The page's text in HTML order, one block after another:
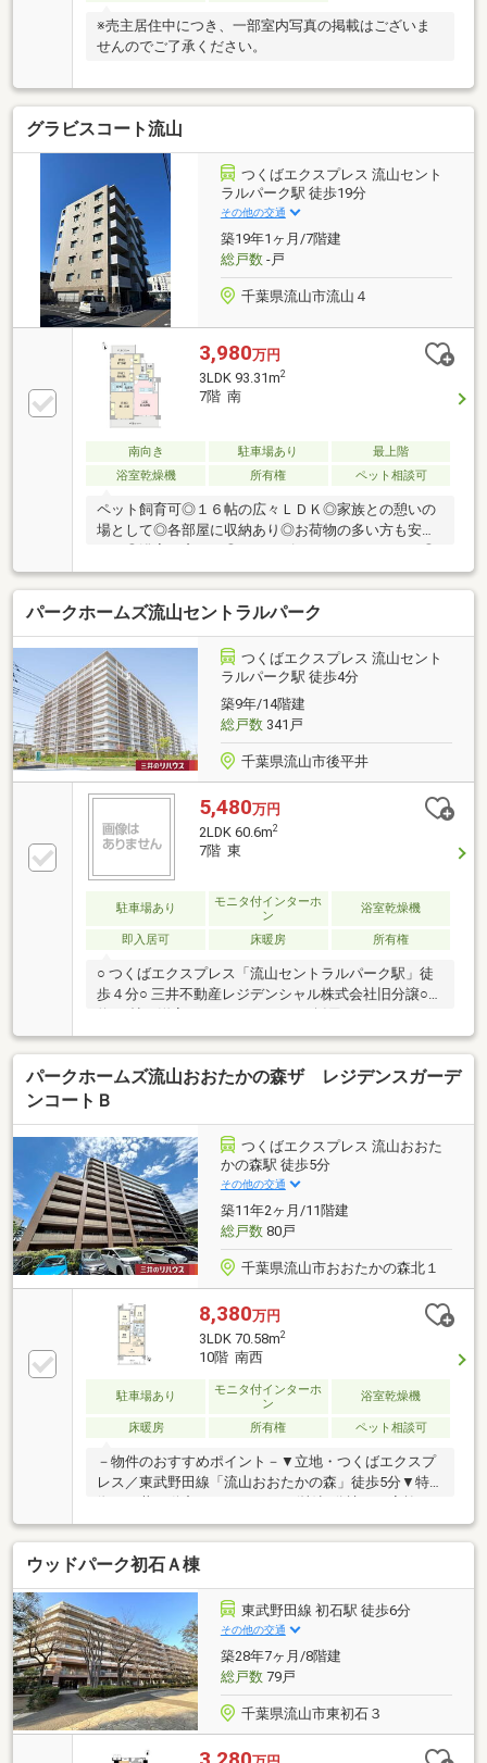
※売主居住中につき、一部室内写真の掲載はございま
せんのでご了承ください。
グラビスコート流山
つくばエクスプレス 流山セント
ラルパーク駅 徒歩19分
その他の交通
築19年1ヶ月/7階建
総戸数-戸
千葉県流山市流山４
3,980万円
3LDK 93.31m2
7階 南
南向き 駐車場あり
最上階
浴室乾燥機
所有権 ペット相談可
ペット飼育可◎１６帖の広々ＬＤＫ◎家族との憩いの
場として◎各部屋に収納あり◎お荷物の多い方も安心
です◎浴室に窓あり◎シューズインクロゼットあり◎
パークホームズ流山セントラルパーク
つくばエクスプレス 流山セント
ラルパーク駅 徒歩4分
築9年/14階建
総戸数341戸
千葉県流山市後平井
5,480万円
2LDK 60.6m2
7階 東
駐車場あり
モニタ付インターホ
ン
浴室乾燥機
即入居可 床暖房 所有権
○ つくばエクスプレス「流山セントラルパーク駅」徒
歩４分○ 三井不動産レジデンシャル株式会社旧分譲○
全開することでLDKと一体利用が可能 ライフスタイ
ルに合わせて開放感のある実質1LDKとしても お使
いいただけます。○ ウォークスルークローゼット採用
収納力と家事動線を両立した間取です○ 足元からお部
ー付きキッチン○ 雨の日の洗濯にも便利な浴室乾燥暖
房機あり○ TVモニタ付インターホン○ 敷地内駐車場は
平置・自走式駐車場の併用○ ペット飼育可（細則あ
り）
パークホームズ流山おおたかの森ザ レジデンスガーデ
ンコートＢ
つくばエクスプレス 流山おおた
かの森駅 徒歩5分
その他の交通
築11年2ヶ月/11階建
総戸数80戸
千葉県流山市おおたかの森北１
8,380万円
3LDK 70.58m2
10階 南西
駐車場あり
モニタ付インターホ
ン
浴室乾燥機
床暖房 所有権 ペット相談可
－物件のおすすめポイント－▼立地・つくばエクスプ
レス／東武野田線「流山おおたかの森」徒歩5分▼特
集うLDKは約15.8帖・会話が弾む対面式キッチン・WIC
等、各洋室・廊下に収納を確保・LDに面する南西向き
バルコニー・ゲストルーム等の共用施設有(一部有
料)・ペット飼育可(細則有)▼設備・床暖房(LD)・食器
洗乾燥機／ディスポーザー・浴室乾燥機・宅配ボック
ス・テレビモニタ付ダブルオートロックシステム■ ご
希望の住まい探しをお手伝いします ━━━━━・・・
物件の詳細・ご相談はお気軽にお問い合わせくださ
い。
ウッドパーク初石Ａ棟
東武野田線 初石駅 徒歩6分
その他の交通
築28年7ヶ月/8階建
総戸数79戸
千葉県流山市東初石３